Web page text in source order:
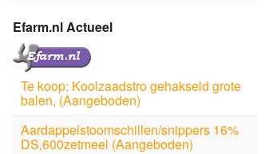
Efarm.nl Actueel
Te koop: Koolzaadstro gehakseld grote
balen, (Aangeboden)
Aardappelstoomschillen/snippers 16%
DS,600zetmeel (Aangeboden)